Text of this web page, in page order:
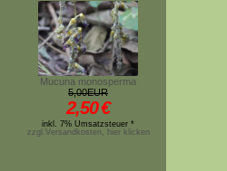
Mucuna monosperma
5,00EUR
2,50€
inkl. 7% Umsatzsteuer *
zzgl.Versandkosten, hier klicken